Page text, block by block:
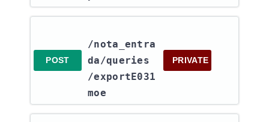
POST
/nota_entra
da​/queries​
/exportE031
moe
PRIVATE